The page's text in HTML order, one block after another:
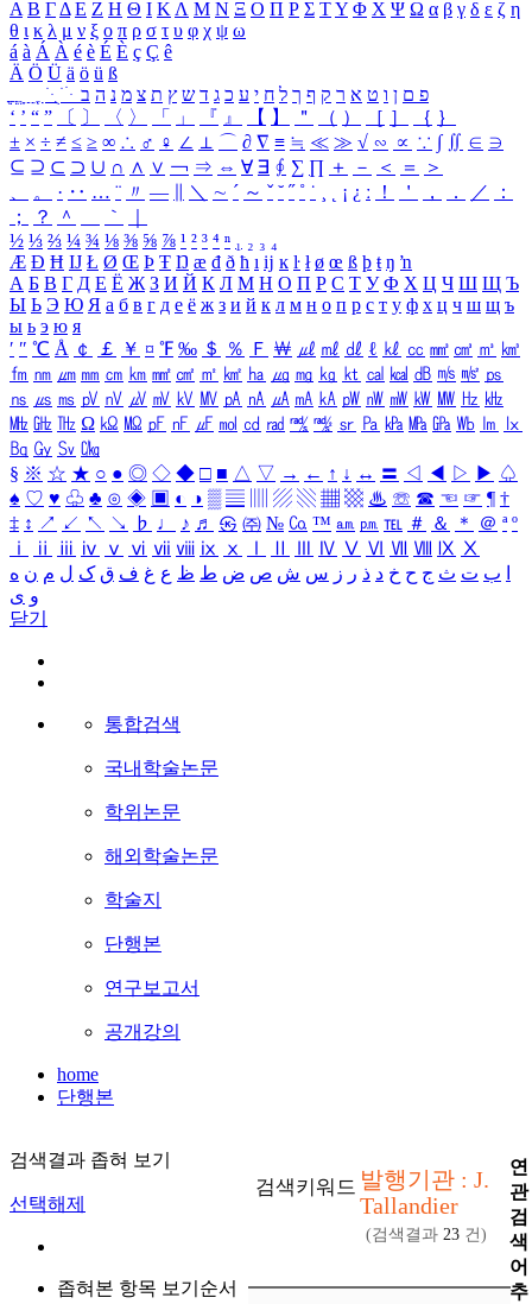
Α Β ΓΔ Ε Ζ Η Θ Ι ΚΛ Μ Ν Ξ Ο Π Ρ Σ ΤΥ Φ Χ Ψ Ω α β γ δ ε ζ η
θ ι κ λ μ ν ξ ο π ρ σ τ υ φ χ ψ ω
á à Á À é è É È ç Ç ê
Ä Ö Ü ä ö ü ß
ִֶֹ ֻּ ׁׂ פ ם ן ו ט א ר ק ף ך ל ח י ע כ ג ד ש ץ ת צ מ נ ה ב
‘ ’ “ ” 〔 〕 〈 〉 「 」 『 』 【 】 ＂ （ ） ［ ］ ｛ ｝
± × ÷ ≠ ≤ ≥ ∞ ∴ ♂ ♀ ∠ ⊥ ⌒ ∂ ∇ ≡ ≒ ≪ ≫ √ ∽ ∝ ∵ ∫ ∬ ∈ ∋
⊆ ⊇ ⊂ ⊃ ∪ ∩ ∧ ∨ ￢ ⇒ ⇔ ∀ ∃ ∮ ∑ ∏ ＋ － ＜ ＝
＞
、
。 · ‥ … ¨ 〃 ― ＼ ∼ ´ ～ ˇ ˘ ˝ ˚ ˙ ¸ ¡ ¿ ː ！ ＇ ， ． ／
：
；
？ ＾ ｀
½ ⅓ ⅔ ¼ ¾ ⅛ ⅜ ⅝ ⅞ ¹ ² ³ ⁴ ⁿ ₁ ₂ ₃ ₄
Æ Ð Ħ Ĳ Ł Ø Œ Þ Ŧ Ŋ æ đ ð ħ ı ĳ ĸ ŀ ł ø œ ß þ ŧ ŋ ŉ
А Б В Г Д Е Ё Ж З И Й К Л М Н О П Р С Т У Ф Х Ц Ч Ш Щ Ъ
Ы Ь Э Ю Я а б в г д е ё ж з и й к л м н о п р с т у ф х ц ч ш щ ъ
ы ь э ю я
′ ″ ℃ Å ￠ ￡ ￥ ¤ ℉ ‰ ＄ ％ Ｆ ￦ ㎕ ㎖ ㎗ ℓ ㎘ ㏄ ㎣ ㎤ ㎥ ㎦
㎙ ㎚ ㎛ ㎜ ㎝ ㎞ ㎟ ㎠ ㎡ ㎢ ㏊ ㎍ ㎎ ㎏ ㏏ ㎈ ㎉ ㏈ ㎧ ㎨ ㎰
㎱ ㎲ ㎳ ㎴ ㎵ ㎶ ㎷ ㎸ ㎹ ㎀ ㎁ ㎂ ㎃ ㎄ ㎺ ㎻ ㎽ ㎾ ㎿ ㎐ ㎑
㎒ ㎓ ㎔ Ω ㏀ ㏁ ㎊ ㎋ ㎌ ㏖ ㏅ ㎭ ㎮ ㎯ ㏛ ㎩ ㎪ ㎫ ㎬ ㏝ ㏐
㏓
㏃ ㏉ ㏜ ㏆
§ ※ ☆ ★ ○ ● ◎ ◇ ◆ □ ■ △ ▽ → ← ↑ ↓ ↔ 〓 ◁ ◀ ▷ ▶ ♤
♠ ♡ ♥ ♧ ♣ ⊙ ◈ ▣ ◐ ◑ ▒ ▤ ▨ ▧ ▦ ▩ ♨ ☏ ☎ ☜ ☞ ¶ †
‡ ↕ ↗ ↙ ↖ ↘ ♭ ♩ ♪ ♬ ㉿ ㈜ № ㏇ ™ ㏂ ㏘ ℡ ＃ ＆ ＊ ＠ ª º
ⅰ
ⅱ ⅲ ⅳ ⅴ ⅵ ⅶ ⅷ ⅸ ⅹ Ⅳ Ⅴ Ⅵ Ⅶ Ⅷ Ⅸ Ⅹ
ب ت ث ج ح خ د ذ ر ز س ش ص ض ط ظ ع غ ف ق ک ل م ن ه
و ی
닫기
통합검색
국내학술논문
학위논문
해외학술논문
학술지
단행본
연구보고서
공개강의
home
단행본
검색결과 좁혀 보기
선택해제
좁혀본 항목 보기순서
검색키워드 발행기관 : J.
Tallandier
(검색결과 23 건)
연
관
검
색
어
추